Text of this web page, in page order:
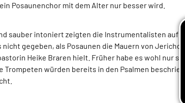
Posaunenchor mit dem Alter nur besser wird.
sauber intoniert zeigten die Instrumentalisten auf
gegeben, als Posaunen die Mauern von
Heike Braren hielt. Früher habe es wohl nur
würden bereits in den Psalmen